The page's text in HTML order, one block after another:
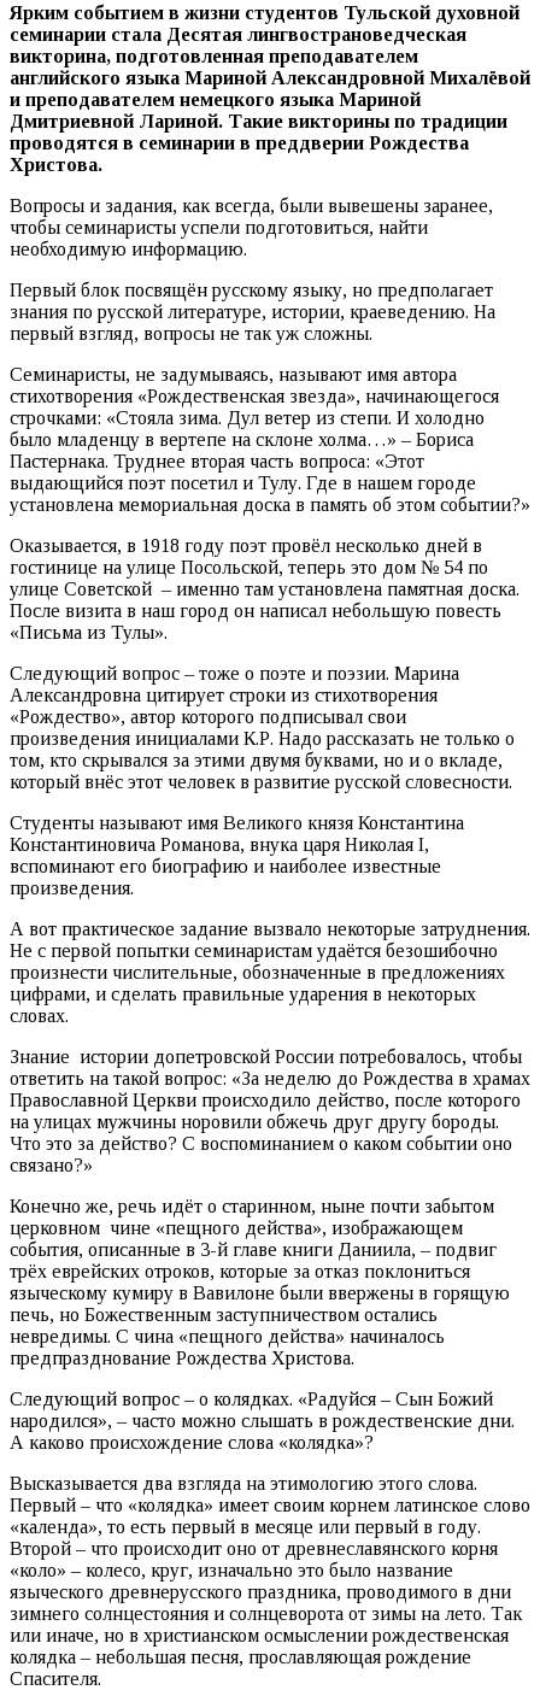
Ярким событием в жизни студентов Тульской духовной
семинарии стала Десятая лингвострановедческая
викторина, подготовленная преподавателем
английского языка Мариной Александровной Михалёвой
и преподавателем немецкого языка Мариной
Дмитриевной Лариной. Такие викторины по традиции
проводятся в семинарии в преддверии Рождества
Христова.
Вопросы и задания, как всегда, были вывешены заранее,
чтобы семинаристы успели подготовиться, найти
необходимую информацию.
Первый блок посвящён русскому языку, но предполагает
знания по русской литературе, истории, краеведению. На
первый взгляд, вопросы не так уж сложны.
Семинаристы, не задумываясь, называют имя автора
стихотворения «Рождественская звезда», начинающегося
строчками: «Стояла зима. Дул ветер из степи. И холодно
было младенцу в вертепе на склоне холма…» – Бориса
Пастернака. Труднее вторая часть вопроса: «Этот
выдающийся поэт посетил и Тулу. Где в нашем городе
установлена мемориальная доска в память об этом событии?»
Оказывается, в 1918 году поэт провёл несколько дней в
гостинице на улице Посольской, теперь это дом № 54 по
улице Советской – именно там установлена памятная доска.
После визита в наш город он написал небольшую повесть
«Письма из Тулы».
Следующий вопрос – тоже о поэте и поэзии. Марина
Александровна цитирует строки из стихотворения
«Рождество», автор которого подписывал свои
произведения инициалами К.Р. Надо рассказать не только о
том, кто скрывался за этими двумя буквами, но и о вкладе,
который внёс этот человек в развитие русской словесности.
Студенты называют имя Великого князя Константина
Константиновича Романова, внука царя Николая I,
вспоминают его биографию и наиболее известные
произведения.
А вот практическое задание вызвало некоторые затруднения.
Не с первой попытки семинаристам удаётся безошибочно
произнести числительные, обозначенные в предложениях
цифрами, и сделать правильные ударения в некоторых
словах.
Знание истории допетровской России потребовалось, чтобы
ответить на такой вопрос: «За неделю до Рождества в храмах
Православной Церкви происходило действо, после которого
на улицах мужчины норовили обжечь друг другу бороды.
Что это за действо? С воспоминанием о каком событии оно
связано?»
Конечно же, речь идёт о старинном, ныне почти забытом
церковном чине «пещного действа», изображающем
события, описанные в 3-й главе книги Даниила, – подвиг
трёх еврейских отроков, которые за отказ поклониться
языческому кумиру в Вавилоне были ввержены в горящую
печь, но Божественным заступничеством остались
невредимы. С чина «пещного действа» начиналось
предпразднование Рождества Христова.
Следующий вопрос – о колядках. «Радуйся – Сын Божий
народился», – часто можно слышать в рождественские дни.
А каково происхождение слова «колядка»?
Высказывается два взгляда на этимологию этого слова.
Первый – что «колядка» имеет своим корнем латинское слово
«календа», то есть первый в месяце или первый в году.
Второй – что происходит оно от древнеславянского корня
«коло» – колесо, круг, изначально это было название
языческого древнерусского праздника, проводимого в дни
зимнего солнцестояния и солнцеворота от зимы на лето. Так
или иначе, но в христианском осмыслении рождественская
колядка – небольшая песня, прославляющая рождение
Спасителя.